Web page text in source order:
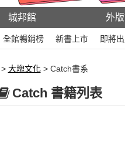
城邦館 外
全館暢銷榜 新書上市 即將
> 大塊文化> Catch書系
Catch 書籍列表